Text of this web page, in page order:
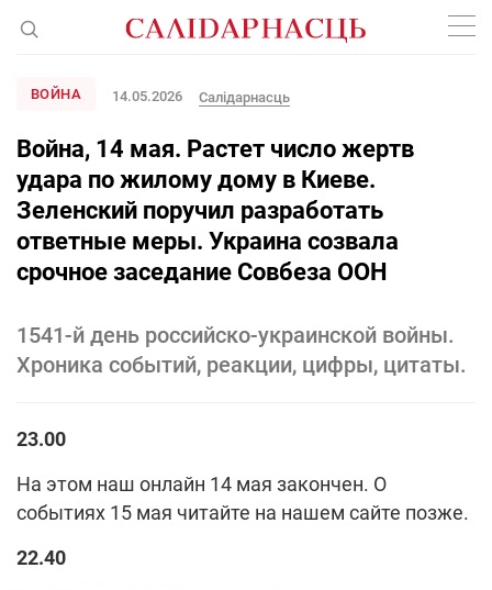
ВОЙНА 14.05.2026 Салідарнасць
Война, 14 мая. Растет число жертв
удара по жилому дому в Киеве.
Зеленский поручил разработать
ответные меры. Украина созвала
срочное заседание Совбеза ООН
1541-й день российско-украинской войны.
Хроника событий, реакции, цифры, цитаты.
23.00
На этом наш онлайн 14 мая закончен. О
событиях 15 мая читайте на нашем сайте позже.
22.40